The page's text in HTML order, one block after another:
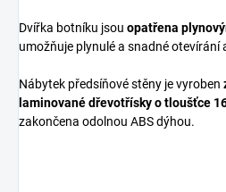
Dvířka botníku jsou opatřena
umožňuje plynulé a snadné otevírání
Nábytek předsíňové stěny je vyroben
laminované dřevotřískyo tloušťce
zakončena odolnou ABS dýhou.